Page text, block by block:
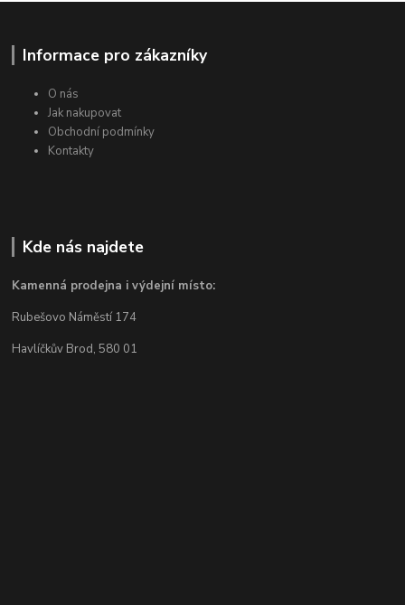
Informace pro zákazníky
O nás
Jak nakupovat
Obchodní podmínky
Kontakty
Kde nás najdete
Kamenná prodejna i výdejní místo:
Rubešovo Náměstí 174
Havlíčkův Brod, 580 01